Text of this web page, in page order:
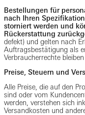
Bestellungen für
nach Ihren
storniert werden und
Rückerstattung
defekt) und gelten nach
Auftragsbestätigung als
Verbraucherrechte
Preise, Steuern und
Alle Preise, die auf den
sind oder vom
werden, verstehen sich
Versandkosten und